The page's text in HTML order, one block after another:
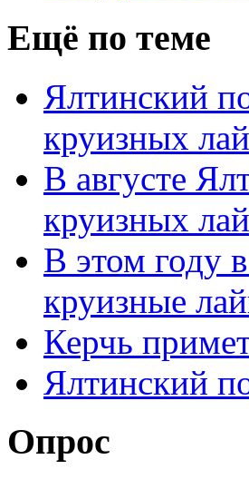
Ещё по теме
Ялтинский
круизных
В августе
круизных
В этом году
круизные
Керчь
Ялтинский
Опрос